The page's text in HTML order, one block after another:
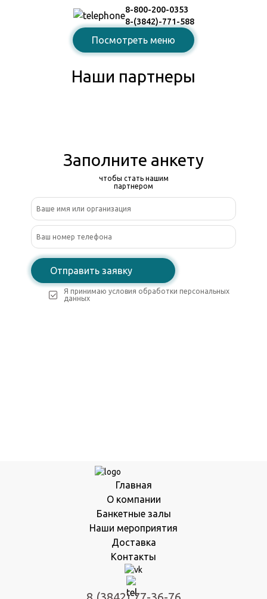
Посмотреть меню
8-800-200-0353
8-(3842)-771-588
Наши партнеры
Заполните анкету
чтобы стать нашим
партнером
Отправить заявку
Я принимаю условия обработки персональных
данных
Главная
О компании
Банкетные залы
Наши мероприятия
Доставка
Контакты